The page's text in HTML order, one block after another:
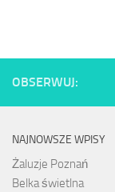
OBSERWUJ:
NAJNOWSZE WPISY
Żaluzje Poznań
Belka świetlna